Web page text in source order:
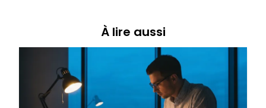
À lire aussi